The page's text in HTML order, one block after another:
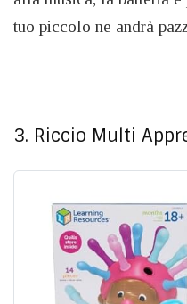
tuo piccolo ne andrà
3. Riccio Multi